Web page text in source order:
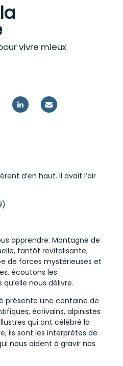
vivre mieux
d’en haut. Il avait l’air
apprendre. Montagne de
tantôt revitalisante,
de forces mystérieuses et
écoutons les
nous délivre.
présente une centaine de
écrivains, alpinistes
qui ont célébré la
ils sont les interprètes de
nous aident à gravir nos